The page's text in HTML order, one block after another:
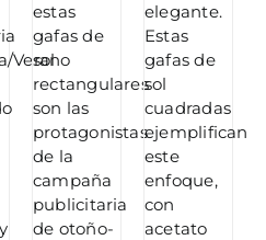
Verano
estas
gafas de
sol
rectangulares
son las
protagonistas
de la
campaña
publicitaria
de otoño-
elegante.
Estas
gafas de
sol
cuadradas
ejemplifican
este
enfoque,
con
acetato